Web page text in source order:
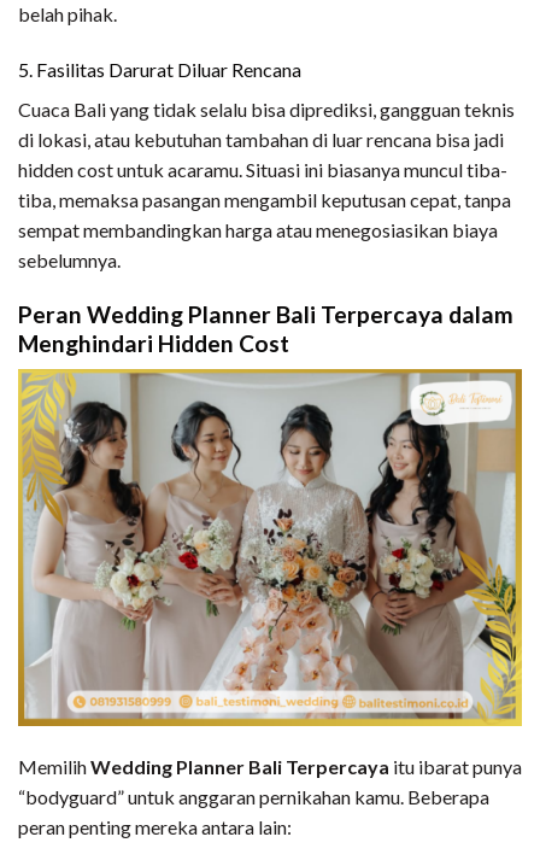
belah pihak.
5. Fasilitas Darurat Diluar Rencana
Cuaca Bali yang tidak selalu bisa diprediksi, gangguan teknis
di lokasi, atau kebutuhan tambahan di luar rencana bisa jadi
hidden cost untuk acaramu. Situasi ini biasanya muncul tiba-
tiba, memaksa pasangan mengambil keputusan cepat, tanpa
sempat membandingkan harga atau menegosiasikan biaya
sebelumnya.
Peran Wedding Planner Bali Terpercaya dalam
Menghindari Hidden Cost
MemilihWedding Planner Bali Terpercaya itu ibarat punya
“bodyguard” untuk anggaran pernikahan kamu. Beberapa
peran penting mereka antara lain: